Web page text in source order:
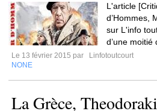
L'article
d’Hommes,
sur L'info
d’une moitié
Le 13 février 2015 par
Linfotoutcourt
NONE
La Grèce,